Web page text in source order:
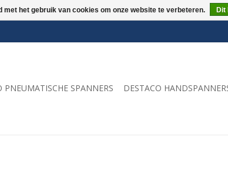
PNEUMATISCHE SPANNERS DESTACO
met het gebruik van cookies om onze website te verbeteren. Dit